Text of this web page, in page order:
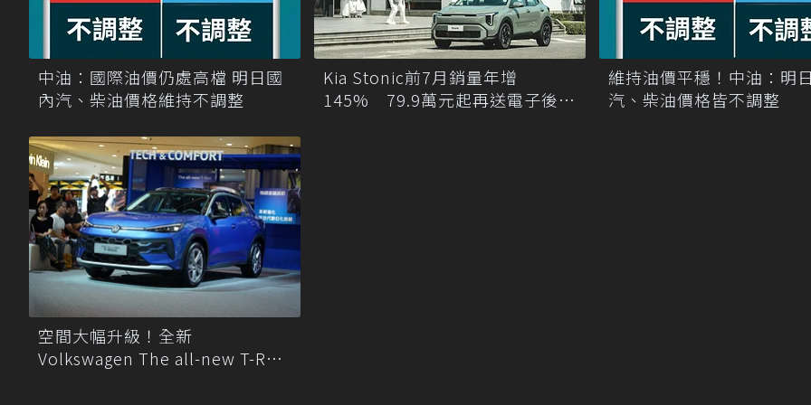
中油：國際油價仍處高檔 明日國
內汽、柴油價格維持不調整
Kia Stonic前7月銷量年增
145% 79.9萬元起再送電子後視
維持油價平穩！中油：明
汽、柴油價格皆不調整
空間大幅升級！全新
Volkswagen The all-new T-Roc